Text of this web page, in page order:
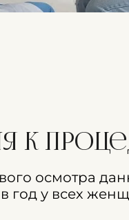
к
осмотра
год у всех